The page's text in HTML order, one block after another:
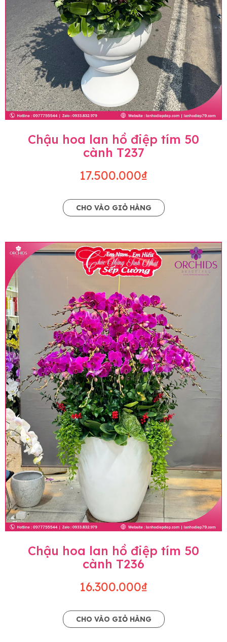
Chậu hoa lan hồ điệp tím 50
cành T237
17.500.000₫
CHO VÀO GIỎ HÀNG
Chậu hoa lan hồ điệp tím 50
cành T236
16.300.000₫
CHO VÀO GIỎ HÀNG